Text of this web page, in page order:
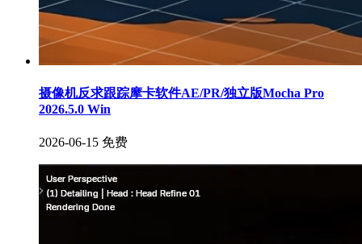
摄像机反求跟踪摩卡软件AE/PR/独立版Mocha Pro
2026.5.0 Win
2026-06-15 免费